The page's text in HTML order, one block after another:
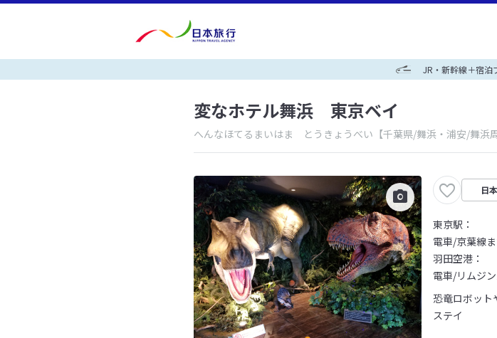
JR・新幹線＋宿泊
変なホテル舞浜 東京ベイ
へんなほてるまいはま とうきょうべい 【千葉県/舞浜・浦安/舞浜
日
東京駅：
電車/京葉線
羽田空港：
電車/リムジ
恐竜ロボット
ステイ